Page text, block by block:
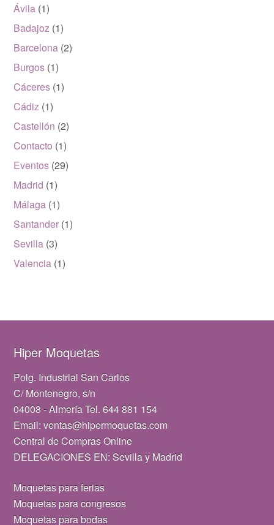
Ávila (1)
Badajoz (1)
Barcelona (2)
Burgos (1)
Cáceres (1)
Cádiz (1)
Castellón (2)
Contacto (1)
Eventos (29)
Madrid (1)
Málaga (1)
Santander (1)
Sevilla (3)
Valencia (1)
Hiper Moquetas
Polg. Industrial San Carlos
C/ Montenegro, s/n
04008 - Almería Tel. 644 881 154
Email: ventas@hipermoquetas.com
Central de Compras Online
DELEGACIONES EN: Sevilla y Madrid
Moquetas para ferias
Moquetas para congresos
Moquetas para bodas